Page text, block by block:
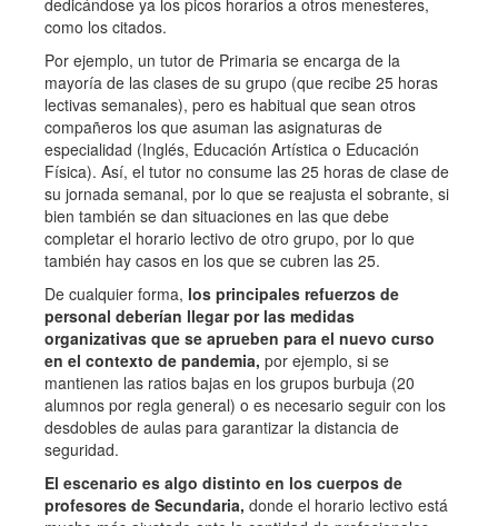
como los citados.
Por ejemplo, un tutor de Primaria se encarga de la
mayoría de las clases de su grupo (que recibe 25 horas
lectivas semanales), pero es habitual que sean otros
compañeros los que asuman las asignaturas de
especialidad (Inglés, Educación Artística o Educación
Física). Así, el tutor no consume las 25 horas de clase de
su jornada semanal, por lo que se reajusta el sobrante, si
bien también se dan situaciones en las que debe
completar el horario lectivo de otro grupo, por lo que
también hay casos en los que se cubren las 25.
De cualquier forma, los principales refuerzos de
personal deberían llegar por las medidas
organizativas que se aprueben para el nuevo curso
en el contexto de pandemia, por ejemplo, si se
mantienen las ratios bajas en los grupos burbuja (20
alumnos por regla general) o es necesario seguir con los
desdobles de aulas para garantizar la distancia de
seguridad.
El escenario es algo distinto en los cuerpos de
profesores de Secundaria, donde el horario lectivo está